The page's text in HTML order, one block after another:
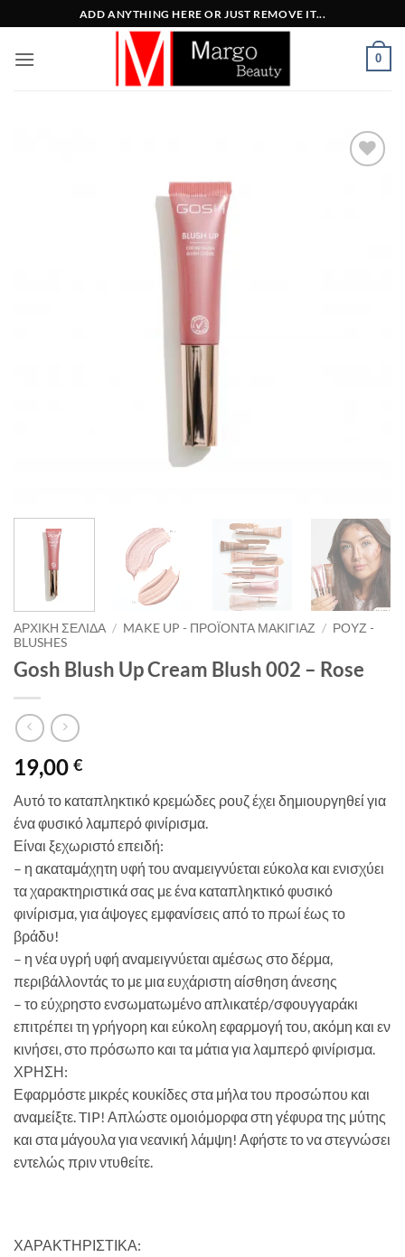
στο
περιεχόμενο
ADD ANYTHING HERE OR JUST REMOVE IT...
0
ΑΡΧΙΚΉ ΣΕΛΊΔΑ / MAKE UP - ΠΡΟΪΌΝΤΑ ΜΑΚΙΓΙΆΖ / ΡΟΥΖ -
BLUSHES
Gosh Blush Up Cream Blush 002 – Rose
19,00 €
Αυτό το καταπληκτικό κρεμώδες ρουζ έχει δημιουργηθεί για
ένα φυσικό λαμπερό φινίρισμα.
Είναι ξεχωριστό επειδή:
– η ακαταμάχητη υφή του αναμειγνύεται εύκολα και ενισχύει
τα χαρακτηριστικά σας με ένα καταπληκτικό φυσικό
φινίρισμα, για άψογες εμφανίσεις από το πρωί έως το
βράδυ!
– η νέα υγρή υφή αναμειγνύεται αμέσως στο δέρμα,
περιβάλλοντάς το με μια ευχάριστη αίσθηση άνεσης
– το εύχρηστο ενσωματωμένο απλικατέρ/σφουγγαράκι
επιτρέπει τη γρήγορη και εύκολη εφαρμογή του, ακόμη και εν
κινήσει, στο πρόσωπο και τα μάτια για λαμπερό φινίρισμα.
ΧΡΗΣΗ:
Εφαρμόστε μικρές κουκίδες στα μήλα του προσώπου και
αναμείξτε.TIP! Απλώστε ομοιόμορφα στη γέφυρα της μύτης
και στα μάγουλα για νεανική λάμψη! Αφήστε το να στεγνώσει
εντελώς πριν ντυθείτε.
ΧΑΡΑΚΤΗΡΙΣΤΙΚΑ: